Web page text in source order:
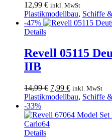
12,99 € inkl. MwSt
Plastikmodellbau, Schiffe
-47%
Details
Revell 05115
IIB
14,99€ Ursprünglicher
Preis
14,99 €
7,99 €Aktueller
Preis
7,99 €.
inkl. MwSt
Plastikmodellbau, Schiffe
-33%
Details